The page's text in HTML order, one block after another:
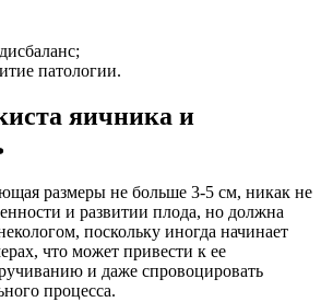
патологии.
яичника и
размеры не больше 3-5 см, никак не
и развитии плода, но должна
поскольку иногда начинает
что может привести к ее
и даже спровоцировать
процесса.